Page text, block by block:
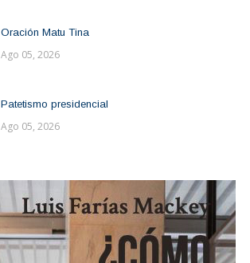
Oración Matu Tina
Ago 05, 2026
Patetismo presidencial
Ago 05, 2026